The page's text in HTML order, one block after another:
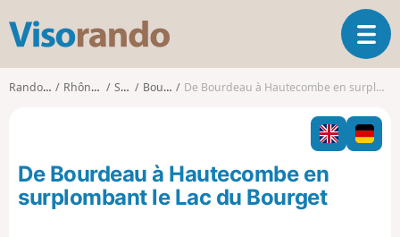
s
o
O
u
r
i
r
l
Randonnées Rhône-Alpes Savoie Bourdeau De Bourdeau à Hautecombe en surplombant le Lac du Bourget
De Bourdeau à Hautecombe en
surplombant le Lac du Bourget